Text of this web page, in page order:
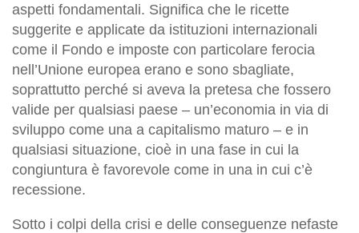
aspetti fondamentali. Significa che le ricette
suggerite e applicate da istituzioni internazionali
come il Fondo e imposte con particolare ferocia
nell’Unione europea erano e sono sbagliate,
soprattutto perché si aveva la pretesa che fossero
valide per qualsiasi paese – un’economia in via di
sviluppo come una a capitalismo maturo – e in
qualsiasi situazione, cioè in una fase in cui la
congiuntura è favorevole come in una in cui c’è
recessione.
Sotto i colpi della crisi e delle conseguenze nefaste